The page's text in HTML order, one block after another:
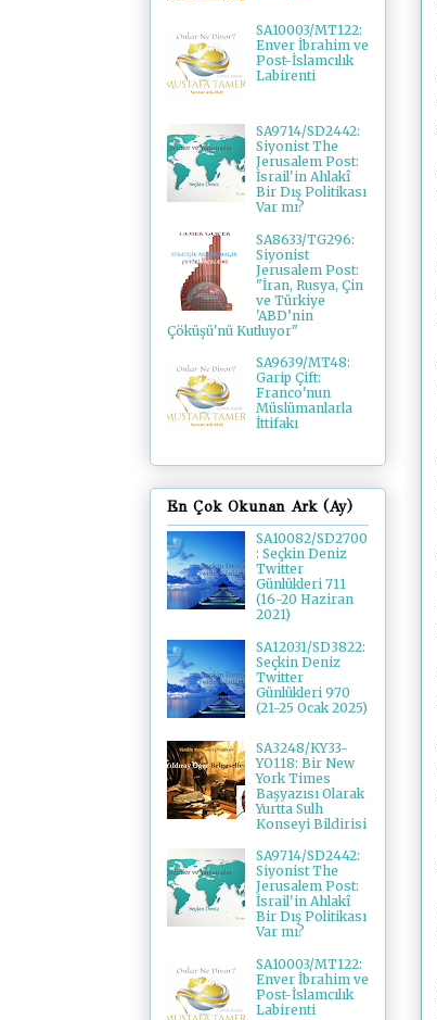
SA10003/MT122:
Enver İbrahim ve
Post-İslamcılık
Labirenti
SA9714/SD2442:
Siyonist The
Jerusalem Post:
İsrail'in Ahlakî
Bir Dış Politikası
Var mı?
SA8633/TG296:
Siyonist
Jerusalem Post:
"İran, Rusya, Çin
ve Türkiye
'ABD’nin
Çöküşü'nü Kutluyor"
SA9639/MT48:
Garip Çift:
Franco'nun
Müslümanlarla
İttifakı
En Çok Okunan Ark (Ay)
SA10082/SD2700
: Seçkin Deniz
Twitter
Günlükleri 711
(16-20 Haziran
2021)
SA12031/SD3822:
Seçkin Deniz
Twitter
Günlükleri 970
(21-25 Ocak 2025)
SA3248/KY33-
YO118: Bir New
York Times
Başyazısı Olarak
Yurtta Sulh
Konseyi Bildirisi
SA9714/SD2442:
Siyonist The
Jerusalem Post:
İsrail'in Ahlakî
Bir Dış Politikası
Var mı?
SA10003/MT122:
Enver İbrahim ve
Post-İslamcılık
Labirenti